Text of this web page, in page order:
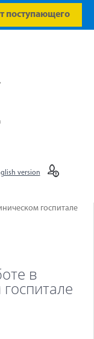
поступающего
version
госпитале
в